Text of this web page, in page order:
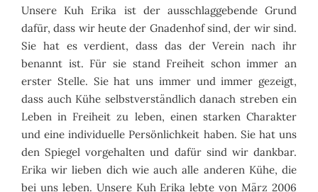
Unsere Kuh Erika ist der ausschlaggebende Grund
dafür, dass wir heute der Gnadenhof sind, der wir sind.
Sie hat es verdient, dass das der Verein nach ihr
benannt ist. Für sie stand Freiheit schon immer an
erster Stelle. Sie hat uns immer und immer gezeigt,
dass auch Kühe selbstverständlich danach streben ein
Leben in Freiheit zu leben, einen starken Charakter
und eine individuelle Persönlichkeit haben. Sie hat uns
den Spiegel vorgehalten und dafür sind wir dankbar.
Erika wir lieben dich wie auch alle anderen Kühe, die
bei uns leben. Unsere Kuh Erika lebte von März 2006